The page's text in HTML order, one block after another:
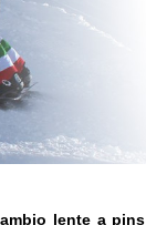
lente a pins